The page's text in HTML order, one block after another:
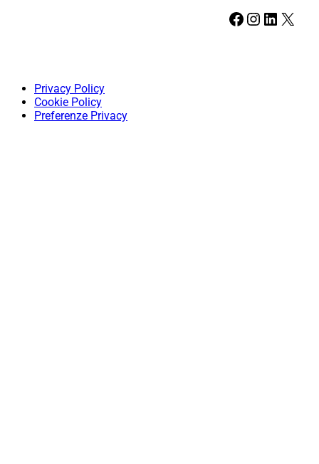
Facebook Instagram LinkedIn X
Privacy Policy
Cookie Policy
Preferenze Privacy